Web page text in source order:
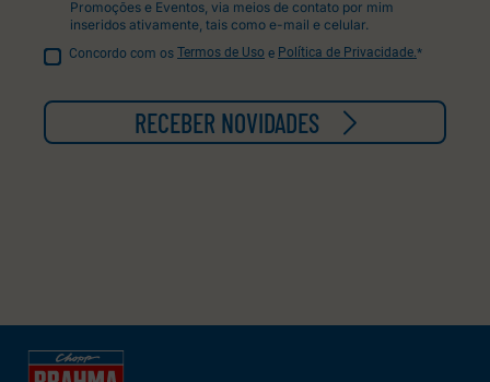
Promoções e Eventos, via meios de contato por mim
inseridos ativamente, tais como e-mail e celular.
Concordo com os Termos de Uso e Política de Privacidade.*
RECEBER NOVIDADES